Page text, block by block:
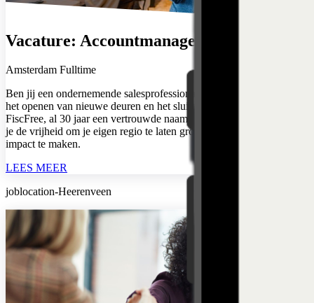
Vacature: Accountmanager New Business
Amsterdam Fulltime
Ben jij een ondernemende salesprofessional die energie krijgt van
het openen van nieuwe deuren en het sluiten van deals? Bij
FiscFree, al 30 jaar een vertrouwde naam in employee benefits, krijg
je de vrijheid om je eigen regio te laten groeien en écht commerciële
impact te maken.
LEES MEER
joblocation-Heerenveen